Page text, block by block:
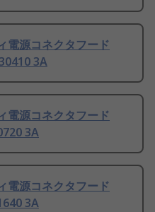
電源コネクタフード
3A
電源コネクタフード
3A
電源コネクタフード
3A